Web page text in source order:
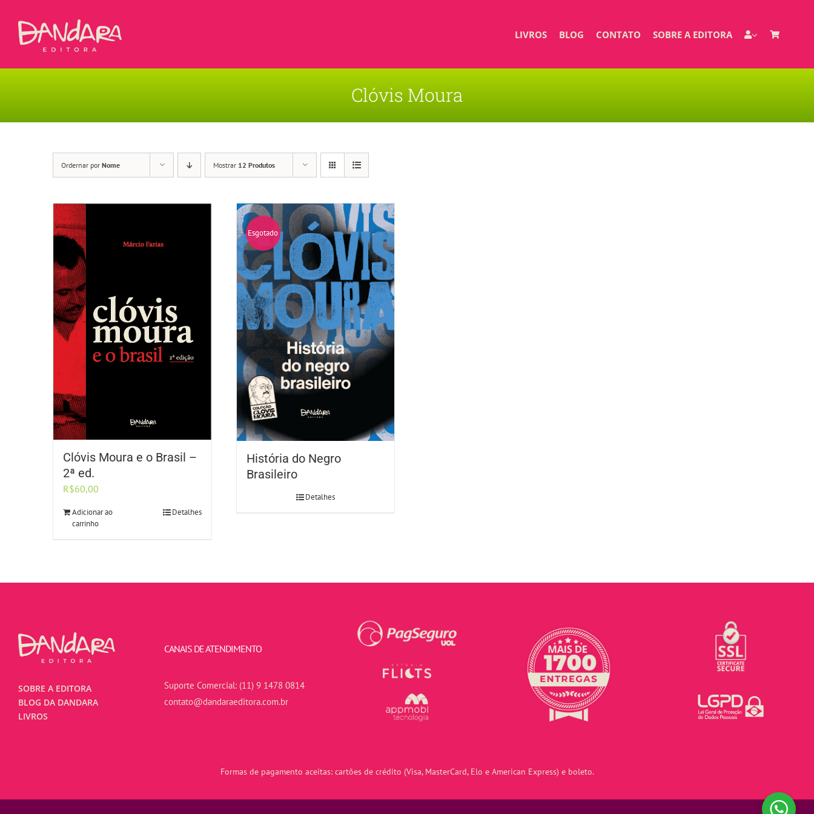
LIVROS BLOG CONTATO SOBRE A EDITORA
Clóvis Moura
Ordernar por Nome Mostrar 12 Produtos
Clóvis Moura e o Brasil –
2ª ed.
R$60,00
Adicionar ao
carrinho
Detalhes
Esgotado
História do Negro
Brasileiro
Detalhes
SOBRE A EDITORA
BLOG DA DANDARA
LIVROS
CANAIS DE ATENDIMENTO
Suporte Comercial: (11) 9 1478 0814
contato@dandaraeditora.com.br
Formas de pagamento aceitas: cartões de crédito (Visa, MasterCard, Elo e American Express) e boleto.